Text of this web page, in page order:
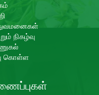
நிகழ்வு
கொள்ள